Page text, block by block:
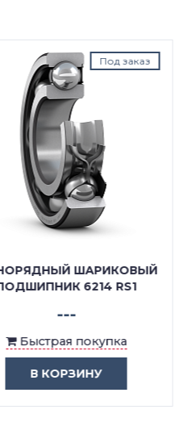
Под заказ
ШАРИКОВЫЙ
6214 RS1
покупка
В КОРЗИНУ